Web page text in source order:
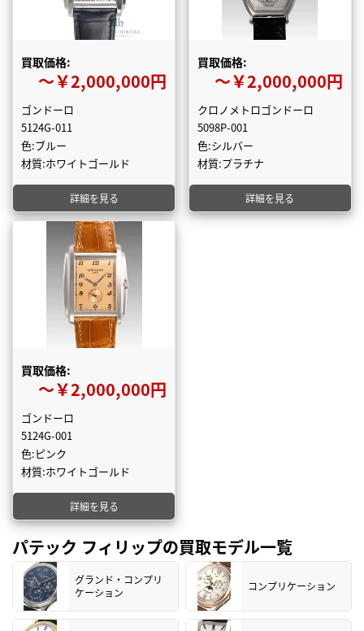
買取価格:
〜￥2,000,000円
ゴンドーロ
5124G-011
色:ブルー
材質:ホワイトゴールド
詳細を見る
買取価格:
〜￥2,000,000円
クロノメトロゴンドーロ
5098P-001
色:シルバー
材質:プラチナ
詳細を見る
買取価格:
〜￥2,000,000円
ゴンドーロ
5124G-001
色:ピンク
材質:ホワイトゴールド
詳細を見る
パテック フィリップの買取モデル一覧
グランド・コンプリ
ケーション
コンプリケーション